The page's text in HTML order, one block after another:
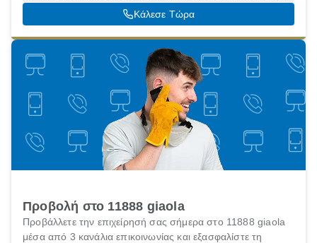
54636
Κάλεσε Τώρα
Προβολή στο 11888 giaola
Προβάλλετε την επιχείρησή σας σήμερα στο 11888 giaola
μέσα από 3 κανάλια επικοινωνίας και εξασφαλίστε τη